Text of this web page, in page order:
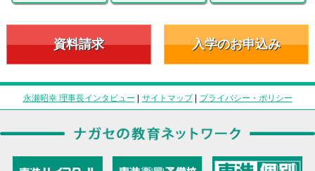
資料請求 入学のお申込み
永瀬昭幸 理事長インタビュー | サイトマップ| プライバシー・ポリシー